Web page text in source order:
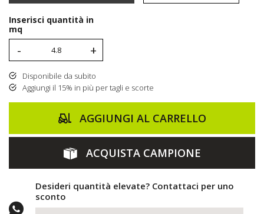
Inserisci quantità in
mq
- +
Disponibile da subito
Aggiungi il 15% in più per tagli e scorte
AGGIUNGI AL CARRELLO
ACQUISTA CAMPIONE
Desideri quantità elevate? Contattaci per uno
sconto